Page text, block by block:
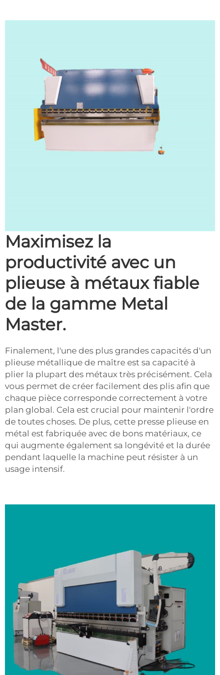
Maximisez la
productivité avec un
plieuse à métaux fiable
de la gamme Metal
Master.
Finalement, l'une des plus grandes capacités d'un
plieuse métallique de maître est sa capacité à
plier la plupart des métaux très précisément. Cela
vous permet de créer facilement des plis afin que
chaque pièce corresponde correctement à votre
plan global. Cela est crucial pour maintenir l'ordre
de toutes choses. De plus, cette presse plieuse en
métal est fabriquée avec de bons matériaux, ce
qui augmente également sa longévité et la durée
pendant laquelle la machine peut résister à un
usage intensif.